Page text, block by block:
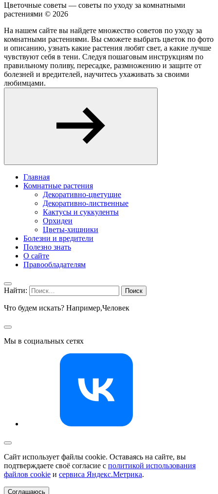
Цветочные советы — советы по уходу за комнатными
растениями © 2026
На нашем сайте вы найдете множество советов по уходу за
комнатными растениями. Вы сможете выбрать цветок по фото
и описанию, узнать какие растения любят свет, а какие лучше
чувствуют себя в тени. Следуя пошаговым инструкциям по
правильному поливу, пересадке, размножению и защите от
болезней и вредителей, научитесь ухаживать за своими
любимцами.
Главная
Комнатные растения
Декоративно-цветущие
Декоративно-лиственные
Кактусы и суккуленты
Орхидеи
Цветы-хищники
Болезни и вредители
Полезно знать
О сайте
Правообладателям
Найти:
Что будем искать? Например,Человек
Мы в социальных сетях
Сайт использует файлы cookie. Оставаясь на сайте, вы
подтверждаете своё согласие с политикой использования
файлов cookie и сервиса Яндекс.Метрика.
Соглашаюсь